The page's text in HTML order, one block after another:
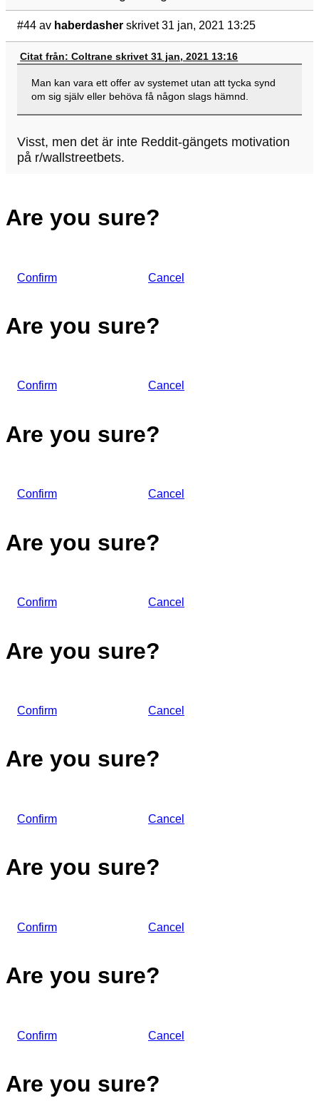
#44 av haberdasher skrivet 31 jan, 2021 13:25
Citat från: Coltrane skrivet 31 jan, 2021 13:16
Man kan vara ett offer av systemet utan att tycka synd
om sig själv eller behöva få någon slags hämnd.
Visst, men det är inte Reddit-gängets motivation
på r/wallstreetbets.
Are you sure?
Confirm Cancel
Are you sure?
Confirm Cancel
Are you sure?
Confirm Cancel
Are you sure?
Confirm Cancel
Are you sure?
Confirm Cancel
Are you sure?
Confirm Cancel
Are you sure?
Confirm Cancel
Are you sure?
Confirm Cancel
Are you sure?